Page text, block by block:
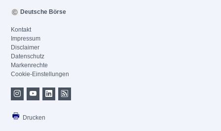
Deutsche Börse
Kontakt
Impressum
Disclaimer
Datenschutz
Markenrechte
Cookie-Einstellungen
Drucken